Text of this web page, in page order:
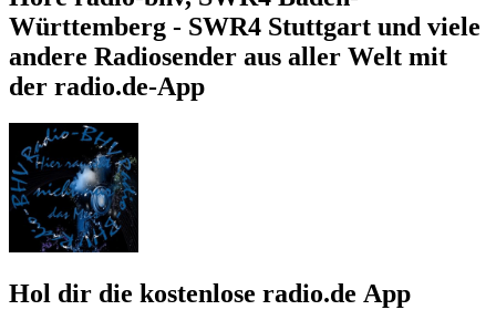
Württemberg - SWR4 Stuttgart und viele
andere Radiosender aus aller Welt mit
der radio.de-App
Hol dir die kostenlose radio.de App